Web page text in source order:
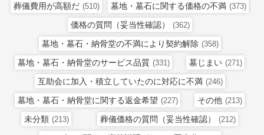
葬儀費用が高額だ (510) 墓地・墓石に関する価格の不満 (373)
価格の質問（妥当性確認） (362)
墓地・墓石・納骨堂の不満により契約解除 (358)
墓地・墓石・納骨堂のサービス品質 (331) 墓じまい (271)
互助会に加入・積立していたのに対応に不満 (246)
墓地・墓石・納骨堂に関する返金希望 (227) その他 (213)
未分類 (213) 葬儀価格の質問（妥当性確認） (212)